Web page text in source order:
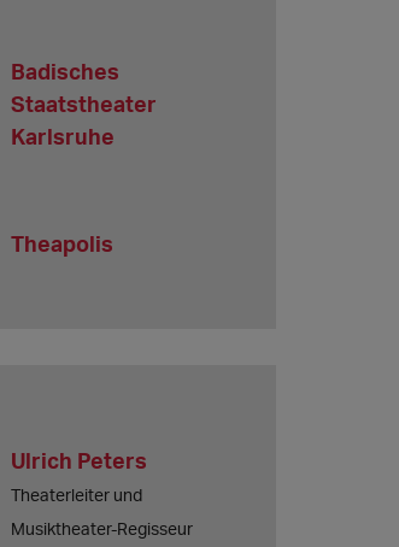
Badisches
Staatstheater
Karlsruhe
Theapolis
Ulrich Peters
Theaterleiter und
Musiktheater-Regisseur